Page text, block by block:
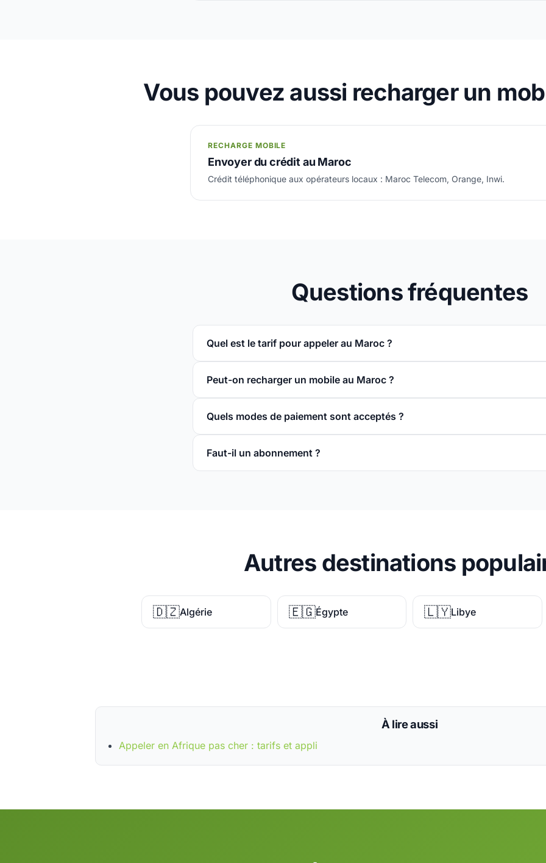
Vous pouvez aussi recharger un
RECHARGE MOBILE
Envoyer du crédit au Maroc
Crédit téléphonique aux opérateurs locaux : Maroc Telecom, Orange, Inwi.
Questions fréquentes
Quel est le tarif pour appeler au Maroc ?
Peut-on recharger un mobile au Maroc ?
Quels modes de paiement sont acceptés ?
Faut-il un abonnement ?
Autres destinations
🇩🇿Algérie 🇪🇬Égypte 🇱🇾Libye
À lire aussi
Appeler en Afrique pas cher : tarifs et appli